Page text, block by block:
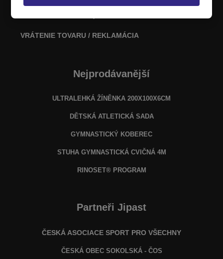
VRÁTENIE TOVARU / REKLAMÁCIA
Nejprodávanější
ULTRALEHKÁ ŽÍNĚNKA 200X100X6CM
DĚTSKÁ ATLETICKÁ SADA
GYMNASTICKÝ KOBEREC
STUHA GYMNASTICKÁ CVIČNÁ 4M
RINOSET® PROGRAM
Partneři Jipast
ČESKÁ ASOCIACE SPORT PRO VŠECHNY
ČESKÁ OBEC SOKOLSKÁ - ČOS